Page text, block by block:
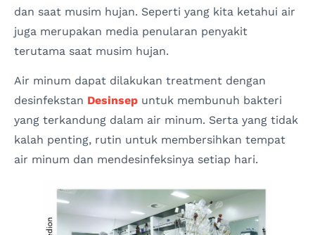
dan saat musim hujan. Seperti yang kita ketahui air
juga merupakan media penularan penyakit
terutama saat musim hujan.
Air minum dapat dilakukan treatment dengan
desinfekstan Desinsep untuk membunuh bakteri
yang terkandung dalam air minum. Serta yang tidak
kalah penting, rutin untuk membersihkan tempat
air minum dan mendesinfeksinya setiap hari.